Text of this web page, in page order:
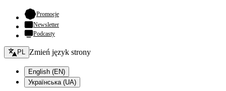
Promocje- otwiera się w nowej karcie
Newsletter
Podcasty
Zmień język - bieżący:
PL Zmień język strony
English (EN)
Українська (UA)